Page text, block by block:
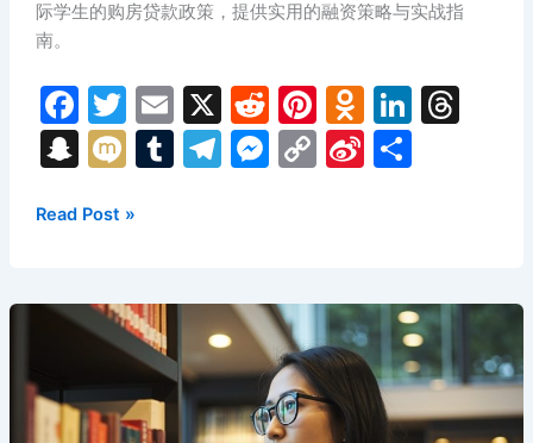
无
本
信
用
实
指
际学生的购房贷款政策，提供实用的融资策略与实战指
南。
F
a
c
e
o
o
T
w
itt
er
E
m
ai
X R
e
d
Pi
nt
er
O
d
n
a
s
s
ni
Li
n
k
n
T
s
S
a
c
h
M
i
T
r
T
a
m
M
e
n
g
er
C
Li
n
k
Si
ei
b
o
分
2026
吉
学
Read Post »